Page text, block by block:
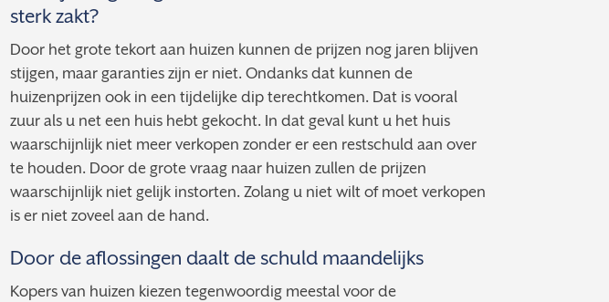
sterk zakt?
Door het grote tekort aan huizen kunnen de prijzen nog jaren blijven
stijgen, maar garanties zijn er niet. Ondanks dat kunnen de
huizenprijzen ook in een tijdelijke dip terechtkomen. Dat is vooral
zuur als u net een huis hebt gekocht. In dat geval kunt u het huis
waarschijnlijk niet meer verkopen zonder er een restschuld aan over
te houden. Door de grote vraag naar huizen zullen de prijzen
waarschijnlijk niet gelijk instorten. Zolang u niet wilt of moet verkopen
is er niet zoveel aan de hand.
Door de aflossingen daalt de schuld maandelijks
Kopers van huizen kiezen tegenwoordig meestal voor de